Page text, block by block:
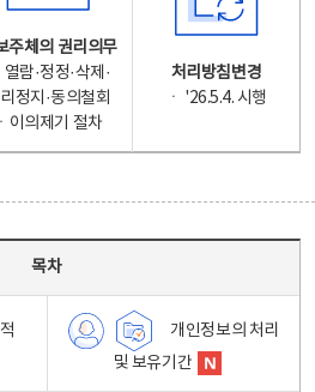
주체의 권리의무
열람·정정·삭제·
정지·동의철회
ㆍ이의제기 절차
처리방침변경
ㆍ '26.5.4. 시행
목차
개인정보의 처리
및 보유기간